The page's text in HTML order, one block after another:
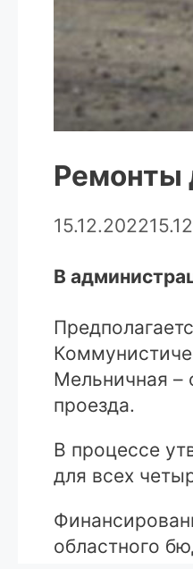
Ремонты
15.12.2022
В
Мельничная –
проезда.
В процессе
для всех
областного